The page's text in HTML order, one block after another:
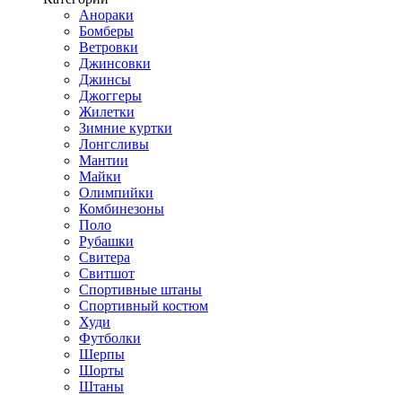
Анораки
Бомберы
Ветровки
Джинсовки
Джинсы
Джоггеры
Жилетки
Зимние куртки
Лонгсливы
Мантии
Майки
Олимпийки
Комбинезоны
Поло
Рубашки
Свитера
Свитшот
Спортивные штаны
Спортивный костюм
Худи
Футболки
Шерпы
Шорты
Штаны